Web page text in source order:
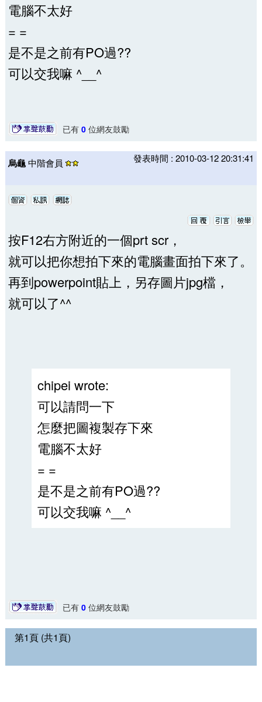
電腦不太好
= =
是不是之前有PO過??
可以交我嘛 ^__^
已有 0位網友鼓勵
烏龜中階會員 發表時間 : 2010-03-12 20:31:41
按F12右方附近的一個prt scr，
就可以把你想拍下來的電腦畫面拍下來了。
再到powerpoint貼上，另存圖片jpg檔，
就可以了^^
chipei wrote:
可以請問一下
怎麼把圖複製存下來
電腦不太好
= =
是不是之前有PO過??
可以交我嘛 ^__^
已有 0位網友鼓勵
第1頁 (共1頁)